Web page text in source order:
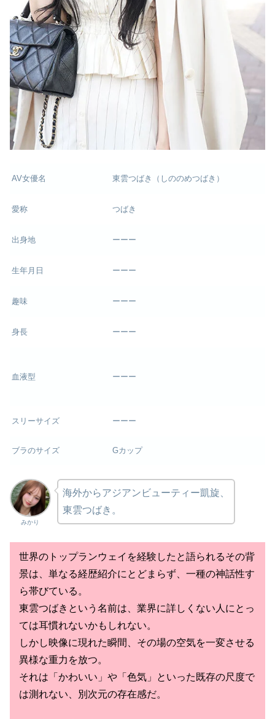
AV女優名 東雲つばき（しののめつばき）
愛称 つばき
出身地 ーーー
生年月日 ーーー
趣味 ーーー
身長 ーーー
血液型 ーーー
スリーサイズ ーーー
ブラのサイズ Gカップ
みかり
海外からアジアンビューティー凱旋、
東雲つばき。
世界のトップランウェイを経験したと語られるその背
景は、単なる経歴紹介にとどまらず、一種の神話性す
ら帯びている。
東雲つばきという名前は、業界に詳しくない人にとっ
ては耳慣れないかもしれない。
しかし映像に現れた瞬間、その場の空気を一変させる
異様な重力を放つ。
それは「かわいい」や「色気」といった既存の尺度で
は測れない、別次元の存在感だ。